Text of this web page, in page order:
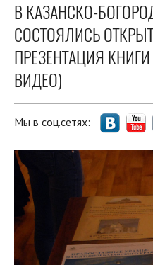
В КАЗАНСКО-
СОСТОЯЛИСЬ
ПРЕЗЕНТАЦИЯ
ВИДЕО)
Мы в соц.сетях: